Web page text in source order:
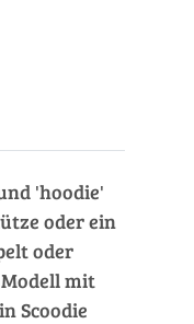
'hoodie'
oder ein
oder
mit
Scoodie